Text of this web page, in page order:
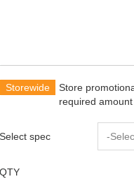
Storewide
Store
required
Select spec -
QTY